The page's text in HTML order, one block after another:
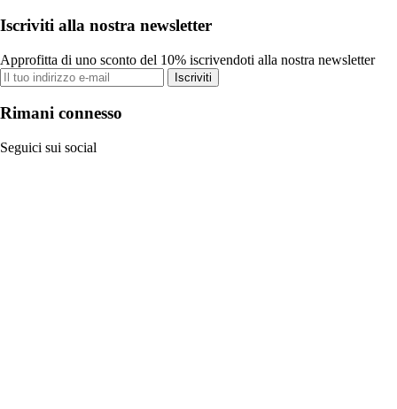
Iscriviti alla nostra newsletter
Approfitta di uno sconto del 10% iscrivendoti alla nostra newsletter
Iscriviti
Rimani connesso
Seguici sui social